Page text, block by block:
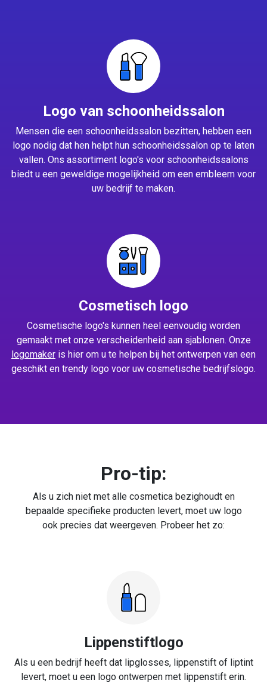
Logo van schoonheidssalon
Mensen die een schoonheidssalon bezitten, hebben een
logo nodig dat hen helpt hun schoonheidssalon op te laten
vallen. Ons assortiment logo's voor schoonheidssalons
biedt u een geweldige mogelijkheid om een embleem voor
uw bedrijf te maken.
Cosmetisch logo
Cosmetische logo's kunnen heel eenvoudig worden
gemaakt met onze verscheidenheid aan sjablonen. Onze
logomaker is hier om u te helpen bij het ontwerpen van een
geschikt en trendy logo voor uw cosmetische bedrijfslogo.
Pro-tip:
Als u zich niet met alle cosmetica bezighoudt en
bepaalde specifieke producten levert, moet uw logo
ook precies dat weergeven. Probeer het zo:
Lippenstiftlogo
Als u een bedrijf heeft dat lipglosses, lippenstift of liptint
levert, moet u een logo ontwerpen met lippenstift erin.